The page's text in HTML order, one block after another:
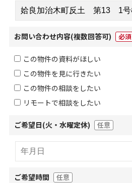
お問い合わせ内容(複数回答可) 必須
この物件の資料がほしい
この物件を見に行きたい
この物件の相談をしたい
リモートで相談をしたい
ご希望日(火・水曜定休) 任意
ご希望時間 任意